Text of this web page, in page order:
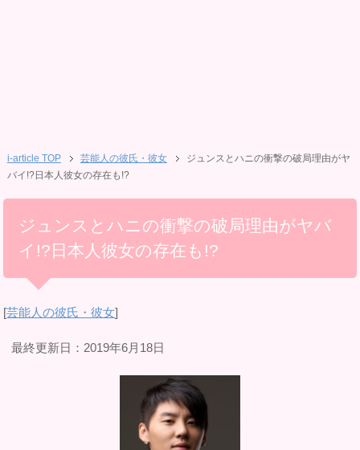
i-article TOP 芸能人の彼氏・彼女
ジュンスとハニの衝撃の破局理由がヤ
バイ!?日本人彼女の存在も!?
ジュンスとハニの衝撃の破局理由がヤバ
イ!?日本人彼女の存在も!?
[芸能人の彼氏・彼女]
最終更新日：2019年6月18日